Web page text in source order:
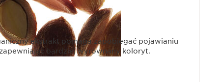
ekstrakt pomaga zapobiegać pojawianiu
bardziej wyrównany koloryt.